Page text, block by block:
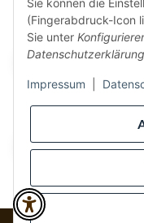
Sie können die
(Fingerabdruck-Icon
Sie unter
Datenschutzerklärung
Impressum
Sicher bezahlen via:
Wir versenden via: